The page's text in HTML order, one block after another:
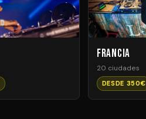
Francia
20 ciudades
DESDE 350€